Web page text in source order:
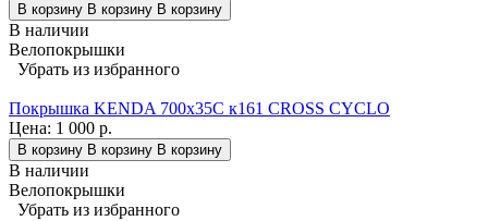
В корзину В корзину В корзину
В наличии
Велопокрышки
Убрать из избранного
Покрышка KENDA 700х35С к161 CROSS CYCLO
Цена: 1 000 р.
В корзину В корзину В корзину
В наличии
Велопокрышки
Убрать из избранного